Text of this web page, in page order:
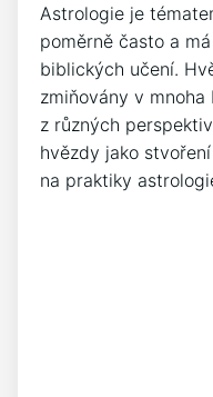
Astrologie je
poměrně často a
biblických učení.
zmiňovány v
z různých
hvězdy jako
na praktiky